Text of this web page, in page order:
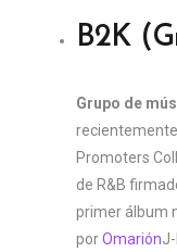
B2K
Grupo de
Promoters
de R&B
primer álbum
porOmarión